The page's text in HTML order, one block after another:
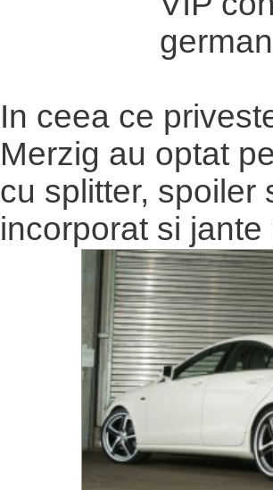
In ceea ce
Merzig au optat
cu splitter, spoiler
incorporat si jante